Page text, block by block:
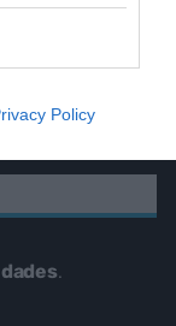
Policy